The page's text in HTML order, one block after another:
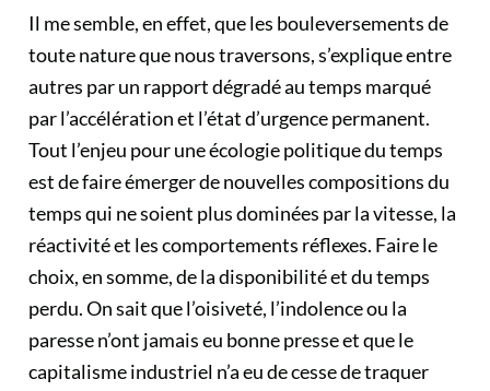
Il me semble, en effet, que les bouleversements de
toute nature que nous traversons, s’explique entre
autres par un rapport dégradé au temps marqué
par l’accélération et l’état d’urgence permanent.
Tout l’enjeu pour une écologie politique du temps
est de faire émerger de nouvelles compositions du
temps qui ne soient plus dominées par la vitesse, la
réactivité et les comportements réflexes. Faire le
choix, en somme, de la disponibilité et du temps
perdu. On sait que l’oisiveté, l’indolence ou la
paresse n’ont jamais eu bonne presse et que le
capitalisme industriel n’a eu de cesse de traquer